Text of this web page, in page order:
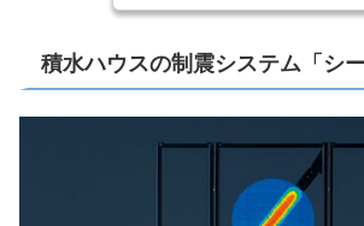
積水ハウスの制震システム「シー